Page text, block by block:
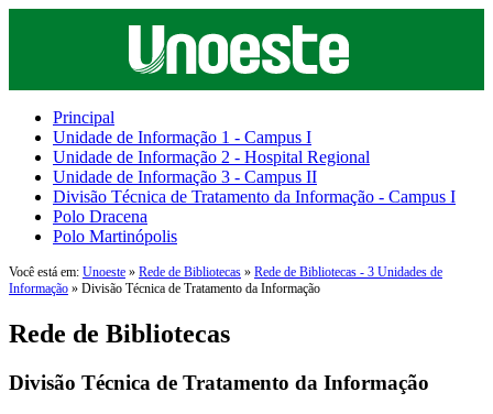
Principal
Unidade de Informação 1 - Campus I
Unidade de Informação 2 - Hospital Regional
Unidade de Informação 3 - Campus II
Divisão Técnica de Tratamento da Informação - Campus I
Polo Dracena
Polo Martinópolis
Você está em: Unoeste » Rede de Bibliotecas » Rede de Bibliotecas - 3 Unidades de
Informação » Divisão Técnica de Tratamento da Informação
Rede de Bibliotecas
Divisão Técnica de Tratamento da Informação